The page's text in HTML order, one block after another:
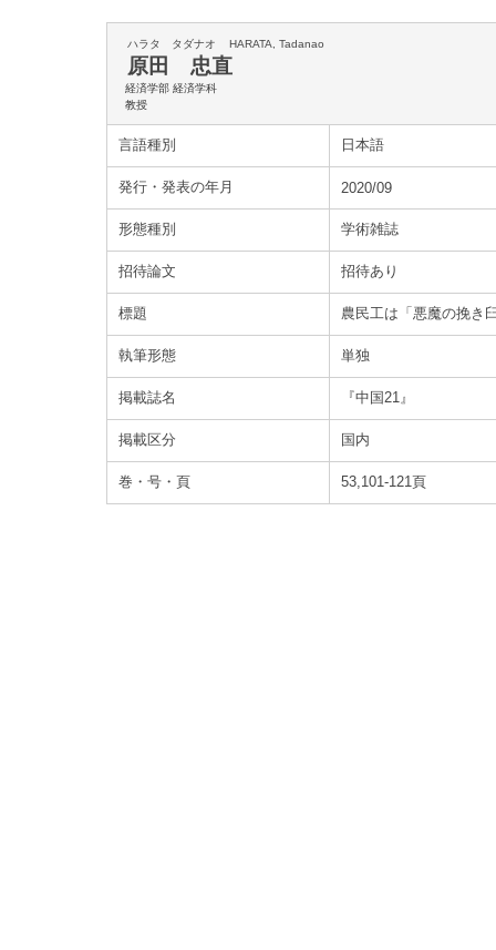
ハラタ タダナオ HARATA, Tadanao
原田 忠直
経済学部 経済学科
教授
言語種別 日本語
発行・発表の年月 2020/09
形態種別 学術雑誌
招待論文 招待あり
標題 農民工は「悪魔の挽き
執筆形態 単独
掲載誌名 『中国21』
掲載区分 国内
巻・号・頁 53,101-121頁